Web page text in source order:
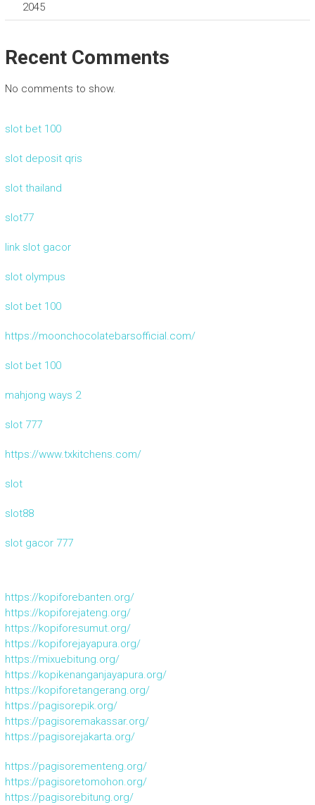
2045
Recent Comments
No comments to show.
slot bet 100
slot deposit qris
slot thailand
slot77
link slot gacor
slot olympus
slot bet 100
https://moonchocolatebarsofficial.com/
slot bet 100
mahjong ways 2
slot 777
https://www.txkitchens.com/
slot
slot88
slot gacor 777
https://kopiforebanten.org/
https://kopiforejateng.org/
https://kopiforesumut.org/
https://kopiforejayapura.org/
https://mixuebitung.org/
https://kopikenanganjayapura.org/
https://kopiforetangerang.org/
https://pagisorepik.org/
https://pagisoremakassar.org/
https://pagisorejakarta.org/
https://pagisorementeng.org/
https://pagisoretomohon.org/
https://pagisorebitung.org/